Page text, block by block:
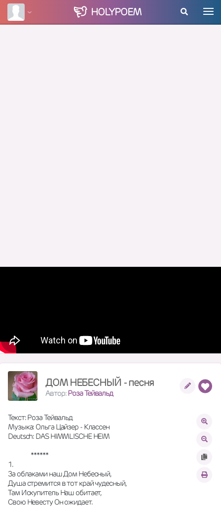
HOLYPOEM
ДОМ НЕБЕСНЫЙ - песня
Автор:Роза Тейвальд
Текст: Роза Тейвальд
Музыка: Ольга Цайзер - Классен
Deutsch: DAS HIMMLISCHE HEIM
                ******
1.
За облаками наш Дом Небесный,
Душа стремится в тот край чудесный,
Там Искупитель Наш обитает,
Свою Невесту Он ожидает.